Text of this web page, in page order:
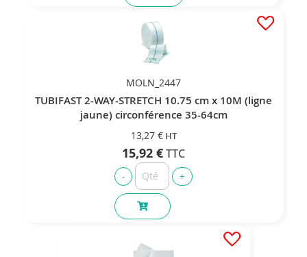
MOLN_2447
TUBIFAST 2-WAY-STRETCH 10.75 cm x 10M (ligne
jaune) circonférence 35-64cm
13,27 €
15,92 €